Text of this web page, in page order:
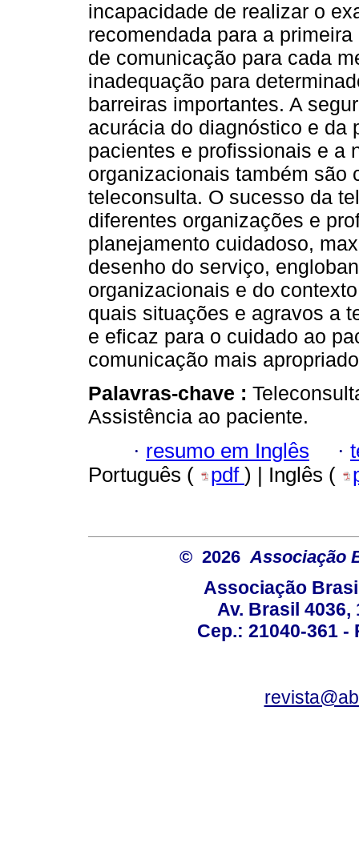
incapacidade de realizar o
recomendada para a
de comunicação para cada
inadequação para
barreiras importantes. A
acurácia do diagnóstico e da
pacientes e profissionais e a
organizacionais também são
teleconsulta. O sucesso da
diferentes organizações e
planejamento cuidadoso,
desenho do serviço,
organizacionais e do
quais situações e agravos a
e eficaz para o cuidado ao
comunicação mais
Palavras-chave :
Assistência ao paciente.
· resumo em Inglês ·
Português (
pdf ) | Inglês (
© 2026 Associação
Associação
Av. Brasil 4036,
Cep.: 21040-361